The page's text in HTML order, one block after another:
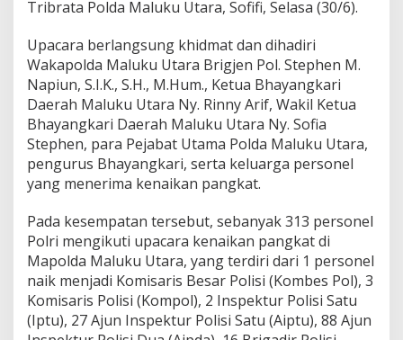
a
a
l
u
k
u
U
t
a
r
A
m
a
n
h
H
Tribrata Polda Maluku Utara, Sofifi, Selasa (30/6).
Upacara berlangsung khidmat dan dihadiri
Wakapolda Maluku Utara Brigjen Pol. Stephen M.
Napiun, S.I.K., S.H., M.Hum., Ketua Bhayangkari
Daerah Maluku Utara Ny. Rinny Arif, Wakil Ketua
Bhayangkari Daerah Maluku Utara Ny. Sofia
Stephen, para Pejabat Utama Polda Maluku Utara,
pengurus Bhayangkari, serta keluarga personel
yang menerima kenaikan pangkat.
Pada kesempatan tersebut, sebanyak 313 personel
Polri mengikuti upacara kenaikan pangkat di
Mapolda Maluku Utara, yang terdiri dari 1 personel
naik menjadi Komisaris Besar Polisi (Kombes Pol), 3
Komisaris Polisi (Kompol), 2 Inspektur Polisi Satu
(Iptu), 27 Ajun Inspektur Polisi Satu (Aiptu), 88 Ajun